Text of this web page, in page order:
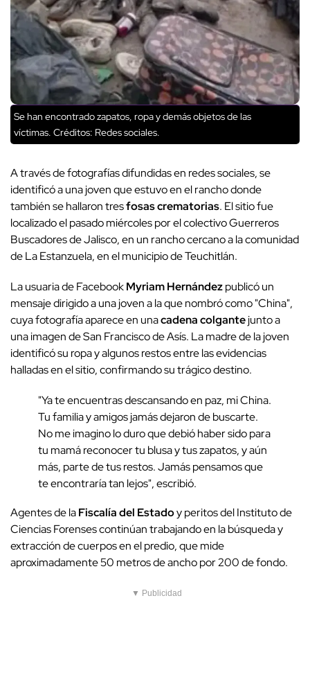
Se han encontrado zapatos, ropa y demás objetos de las
víctimas. Créditos: Redes sociales.
A través de fotografías difundidas en redes sociales, se
identificó a una joven que estuvo en el rancho donde
también se hallaron tresfosas crematorias. El sitio fue
localizado el pasado miércoles por el colectivo Guerreros
Buscadores de Jalisco, en un rancho cercano a la comunidad
de La Estanzuela, en el municipio de Teuchitlán.
La usuaria de FacebookMyriam Hernándezpublicó un
mensaje dirigido a una joven a la que nombró como "China",
cuya fotografía aparece en unacadena colgantejunto a
una imagen de San Francisco de Asís. La madre de la joven
identificó su ropa y algunos restos entre las evidencias
halladas en el sitio, confirmando su trágico destino.
"Ya te encuentras descansando en paz, mi China.
Tu familia y amigos jamás dejaron de buscarte.
No me imagino lo duro que debió haber sido para
tu mamá reconocer tu blusa y tus zapatos, y aún
más, parte de tus restos. Jamás pensamos que
te encontraría tan lejos", escribió.
Agentes de laFiscalía del Estadoy peritos del Instituto de
Ciencias Forenses continúan trabajando en la búsqueda y
extracción de cuerpos en el predio, que mide
aproximadamente 50 metros de ancho por 200 de fondo.
▼ Publicidad